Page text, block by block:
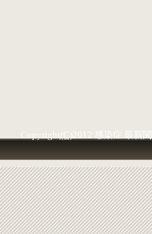
Copyright (C)2012 感染症 最新